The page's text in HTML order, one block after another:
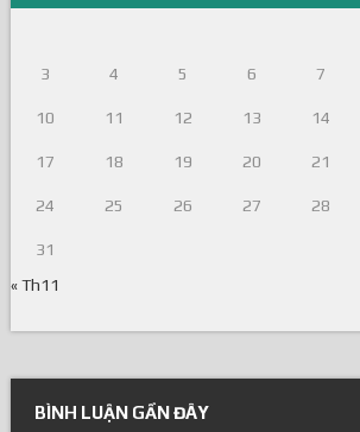
3 4 5 6 7
10 11 12 13 14
17 18 19 20 21
24 25 26 27 28
31
« Th11
BÌNH LUẬN GẦN ĐÂY